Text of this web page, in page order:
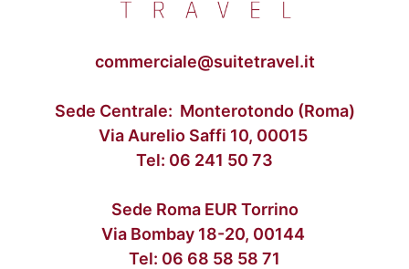
commerciale@suitetravel.it
Sede Centrale: Monterotondo (Roma)
Via Aurelio Saffi 10, 00015
Tel: 06 241 50 73
Sede Roma EUR Torrino
Via Bombay 18-20, 00144
Tel: 06 68 58 58 71